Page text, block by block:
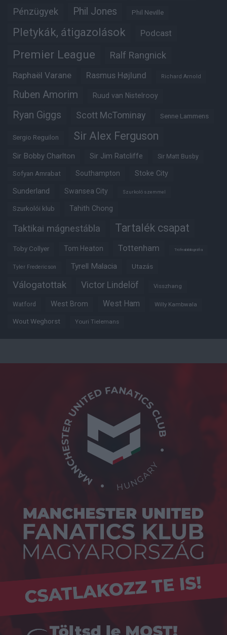
Pénzügyek Phil Jones Phil Neville
Pletykák, átigazolások Podcast
Premier League Ralf Rangnick
Raphaël Varane Rasmus Højlund Richard Arnold
Ruben Amorim Ruud van Nistelrooy
Ryan Giggs Scott McTominay Senne Lammens
Sergio Reguilon Sir Alex Ferguson
Sir Bobby Charlton Sir Jim Ratcliffe Sir Matt Busby
Sofyan Amrabat Southampton Stoke City
Sunderland Swansea City Szurkoló szemmel
Szurkolói klub Tahith Chong
Taktikai mágnestábla Tartalék csapat
Toby Collyer Tom Heaton Tottenham Trófeabibliográfia
Tyler Fredericson Tyrell Malacia Utazás
Válogatottak Victor Lindelöf Visszhang
Watford West Brom West Ham Willy Kambwala
Wout Weghorst Youri Tielemans